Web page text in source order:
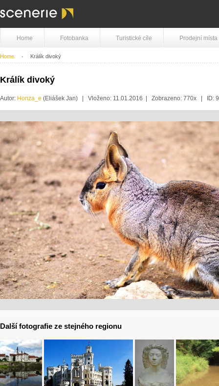
Home Fotobanka Turistické cíle Prodejní místa
Home Králík divoký
Králík divoký
Autor: Honza_e (Eliášek Jan) | Vloženo: 11.01.2016 | Zobrazeno: 770x | ID:
Další fotografie ze stejného regionu